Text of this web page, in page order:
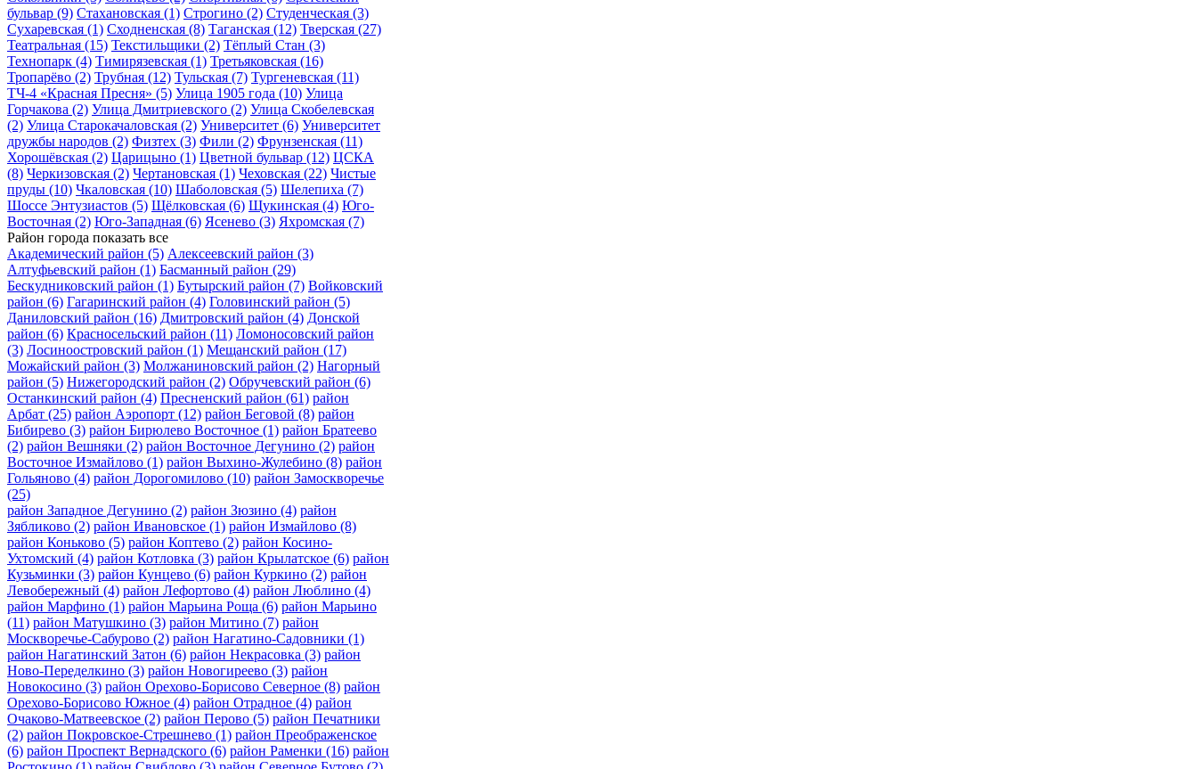
бульвар (9) Стахановская (1) Строгино (2) Студенческая (3)
Сухаревская (1) Сходненская (8) Таганская (12) Тверская (27)
Театральная (15) Текстильщики (2) Тёплый Стан (3)
Технопарк (4) Тимирязевская (1) Третьяковская (16)
Тропарёво (2) Трубная (12) Тульская (7) Тургеневская (11)
ТЧ-4 «Красная Пресня» (5) Улица 1905 года (10) Улица
Горчакова (2) Улица Дмитриевского (2) Улица Скобелевская
(2) Улица Старокачаловская (2) Университет (6) Университет
дружбы народов (2) Физтех (3) Фили (2) Фрунзенская (11)
Хорошёвская (2) Царицыно (1) Цветной бульвар (12) ЦСКА
(8) Черкизовская (2) Чертановская (1) Чеховская (22) Чистые
пруды (10) Чкаловская (10) Шаболовская (5) Шелепиха (7)
Шоссе Энтузиастов (5) Щёлковская (6) Щукинская (4) Юго-
Восточная (2) Юго-Западная (6) Ясенево (3) Яхромская (7)
Район города показать все
Академический район (5) Алексеевский район (3)
Алтуфьевский район (1) Басманный район (29)
Бескудниковский район (1) Бутырский район (7) Войковский
район (6) Гагаринский район (4) Головинский район (5)
Даниловский район (16) Дмитровский район (4) Донской
район (6) Красносельский район (11) Ломоносовский район
(3) Лосиноостровский район (1) Мещанский район (17)
Можайский район (3) Молжаниновский район (2) Нагорный
район (5) Нижегородский район (2) Обручевский район (6)
Останкинский район (4) Пресненский район (61) район
Арбат (25) район Аэропорт (12) район Беговой (8) район
Бибирево (3) район Бирюлево Восточное (1) район Братеево
(2) район Вешняки (2) район Восточное Дегунино (2) район
Восточное Измайлово (1) район Выхино-Жулебино (8) район
Гольяново (4) район Дорогомилово (10) район Замоскворечье
(25)
район Западное Дегунино (2) район Зюзино (4) район
Зябликово (2) район Ивановское (1) район Измайлово (8)
район Коньково (5) район Коптево (2) район Косино-
Ухтомский (4) район Котловка (3) район Крылатское (6) район
Кузьминки (3) район Кунцево (6) район Куркино (2) район
Левобережный (4) район Лефортово (4) район Люблино (4)
район Марфино (1) район Марьина Роща (6) район Марьино
(11) район Матушкино (3) район Митино (7) район
Москворечье-Сабурово (2) район Нагатино-Садовники (1)
район Нагатинский Затон (6) район Некрасовка (3) район
Ново-Переделкино (3) район Новогиреево (3) район
Новокосино (3) район Орехово-Борисово Северное (8) район
Орехово-Борисово Южное (4) район Отрадное (4) район
Очаково-Матвеевское (2) район Перово (5) район Печатники
(2) район Покровское-Стрешнево (1) район Преображенское
(6) район Проспект Вернадского (6) район Раменки (16) район